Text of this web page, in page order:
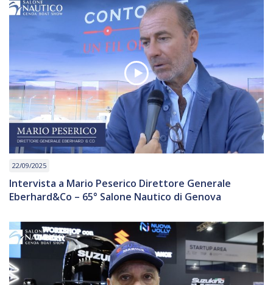
22/09/2025
Intervista a Mario Peserico Direttore Generale
Eberhard&Co – 65° Salone Nautico di Genova